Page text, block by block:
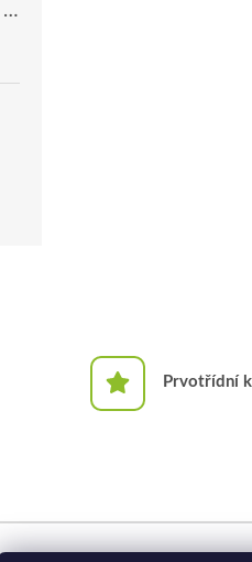
KAMPOL Babiččina slepička - domácí nosnice(KB), 20 kg
Prvotřídní